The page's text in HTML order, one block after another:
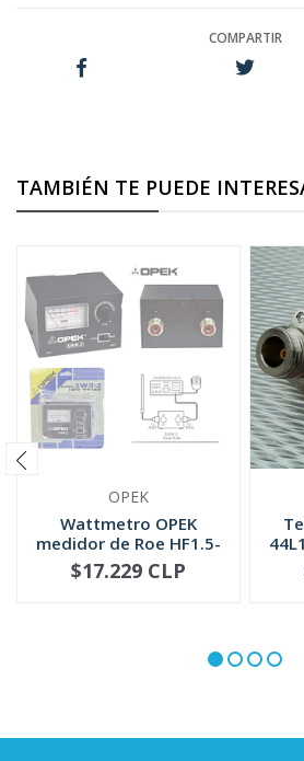
COMPARTIR
TAMBIÉN TE PUEDE
OPEK
Wattmetro OPEK
medidor de Roe HF1.5-
30 MHZ (SWR-2)
NO DISPONIBLE
$17.229 CLP